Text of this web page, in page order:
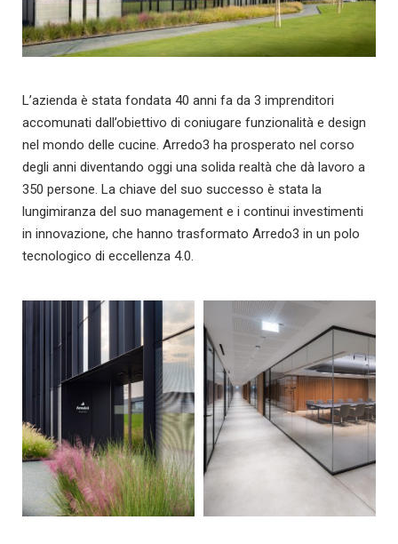
L’azienda è stata fondata 40 anni fa da 3 imprenditori
accomunati dall’obiettivo di coniugare funzionalità e design
nel mondo delle cucine. Arredo3 ha prosperato nel corso
degli anni diventando oggi una solida realtà che dà lavoro a
350 persone. La chiave del suo successo è stata la
lungimiranza del suo management e i continui investimenti
in innovazione, che hanno trasformato Arredo3 in un polo
tecnologico di eccellenza 4.0.